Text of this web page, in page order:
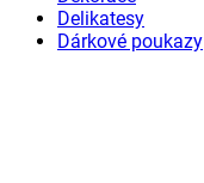
Delikatesy
Dárkové poukazy